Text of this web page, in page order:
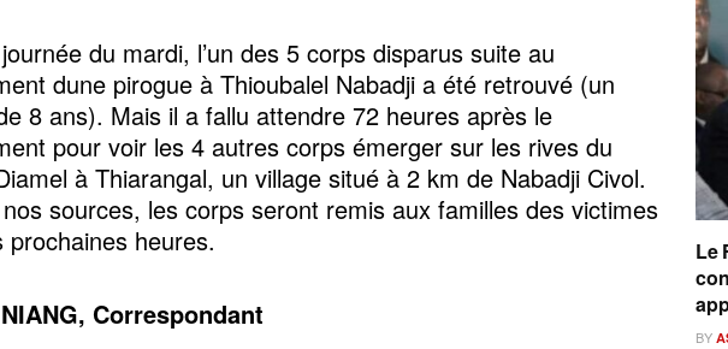
du mardi, l’un des 5 corps disparus suite au
dune pirogue à Thioubalel Nabadji a été retrouvé (un
8 ans). Mais il a fallu attendre 72 heures après le
pour voir les 4 autres corps émerger sur les rives du
à Thiarangal, un village situé à 2 km de Nabadji Civol.
nos sources, les corps seront remis aux familles des victimes
prochaines heures.
Correspondant
Le
BY